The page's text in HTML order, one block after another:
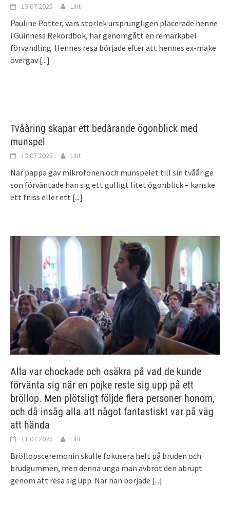
13.07.2025 Lilit
Pauline Potter, vars storlek ursprungligen placerade henne
i Guinness Rekordbok, har genomgått en remarkabel
förvandling. Hennes resa började efter att hennes ex-make
övergav [...]
Tvååring skapar ett bedårande ögonblick med
munspel
13.07.2025 Lilit
När pappa gav mikrofonen och munspelet till sin tvåårige
son förväntade han sig ett gulligt litet ögonblick – kanske
ett fniss eller ett [...]
Alla var chockade och osäkra på vad de kunde
förvänta sig när en pojke reste sig upp på ett
bröllop. Men plötsligt följde flera personer honom,
och då insåg alla att något fantastiskt var på väg
att hända
11.07.2025 Lilit
Bröllopsceremonin skulle fokusera helt på bruden och
brudgummen, men denna unga man avbröt den abrupt
genom att resa sig upp. När han började [...]